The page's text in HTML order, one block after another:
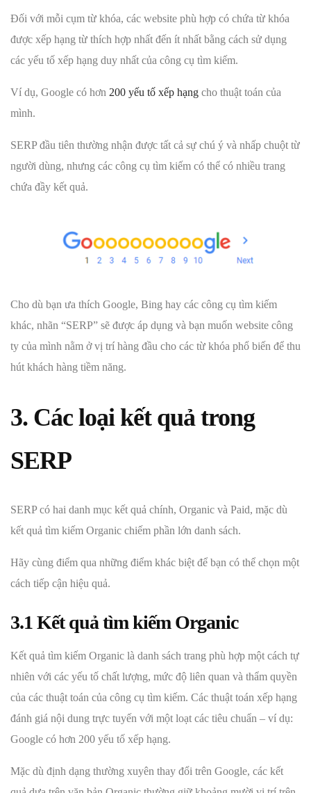
Đối với mỗi cụm từ khóa, các website phù hợp có chứa từ khóa
được xếp hạng từ thích hợp nhất đến ít nhất bằng cách sử dụng
các yếu tố xếp hạng duy nhất của công cụ tìm kiếm.
Ví dụ, Google có hơn 200 yếu tố xếp hạng cho thuật toán của
mình.
SERP đầu tiên thường nhận được tất cả sự chú ý và nhấp chuột từ
người dùng, nhưng các công cụ tìm kiếm có thể có nhiều trang
chứa đầy kết quả.
Cho dù bạn ưa thích Google, Bing hay các công cụ tìm kiếm
khác, nhãn “SERP” sẽ được áp dụng và bạn muốn website công
ty của mình nằm ở vị trí hàng đầu cho các từ khóa phổ biến để thu
hút khách hàng tiềm năng.
3. Các loại kết quả trong
SERP
SERP có hai danh mục kết quả chính, Organic và Paid, mặc dù
kết quả tìm kiếm Organic chiếm phần lớn danh sách.
Hãy cùng điểm qua những điểm khác biệt để bạn có thể chọn một
cách tiếp cận hiệu quả.
3.1 Kết quả tìm kiếm Organic
Kết quả tìm kiếm Organic là danh sách trang phù hợp một cách tự
nhiên với các yếu tố chất lượng, mức độ liên quan và thẩm quyền
của các thuật toán của công cụ tìm kiếm. Các thuật toán xếp hạng
đánh giá nội dung trực tuyến với một loạt các tiêu chuẩn – ví dụ:
Google có hơn 200 yếu tố xếp hạng.
Mặc dù định dạng thường xuyên thay đổi trên Google, các kết